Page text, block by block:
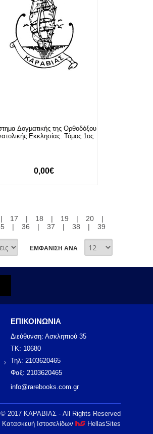
Δογματικής της Ορθοδόξου
Εκκλησίας. Τόμος 1ος
0,00€
| 17 | 18 | 19 | 20
|
| 36 | 37 | 38 |
39
ΕΜΦΑΝΙΣΗ ΑΝΑ
ΕΠΙΚΟΙΝΩΝΙΑ
Διεύθυνση: Ασκληπιού 35
ΤΚ: 10680
Τηλ: 2103620465
Φαξ: 2103620465
info@rarebooks.com.gr
2017 ΚΑΡΑΒΙΑΣ - All Rights Reserved
Κατασκευή Ιστοσελίδων
HellasSites